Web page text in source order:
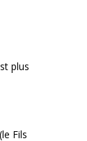
plus
Fils